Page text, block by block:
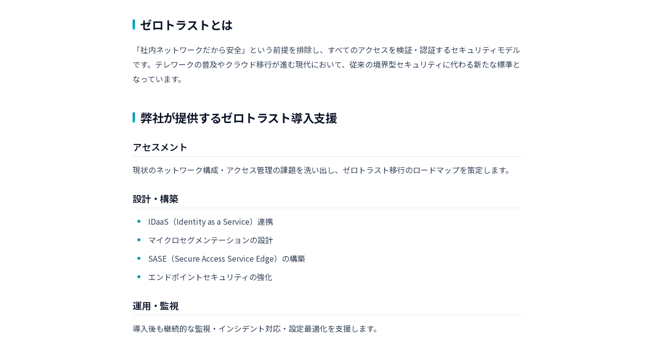
ゼロトラストとは
「社内ネットワークだから安全」という前提を排除し、すべてのアクセスを検証・認証するセキュリティモデル
です。テレワークの普及やクラウド移行が進む現代において、従来の境界型セキュリティに代わる新たな標準と
なっています。
弊社が提供するゼロトラスト導入支援
アセスメント
現状のネットワーク構成・アクセス管理の課題を洗い出し、ゼロトラスト移行のロードマップを策定します。
設計・構築
IDaaS（Identity as a Service）連携
マイクロセグメンテーションの設計
SASE（Secure Access Service Edge）の構築
エンドポイントセキュリティの強化
運用・監視
導入後も継続的な監視・インシデント対応・設定最適化を支援します。